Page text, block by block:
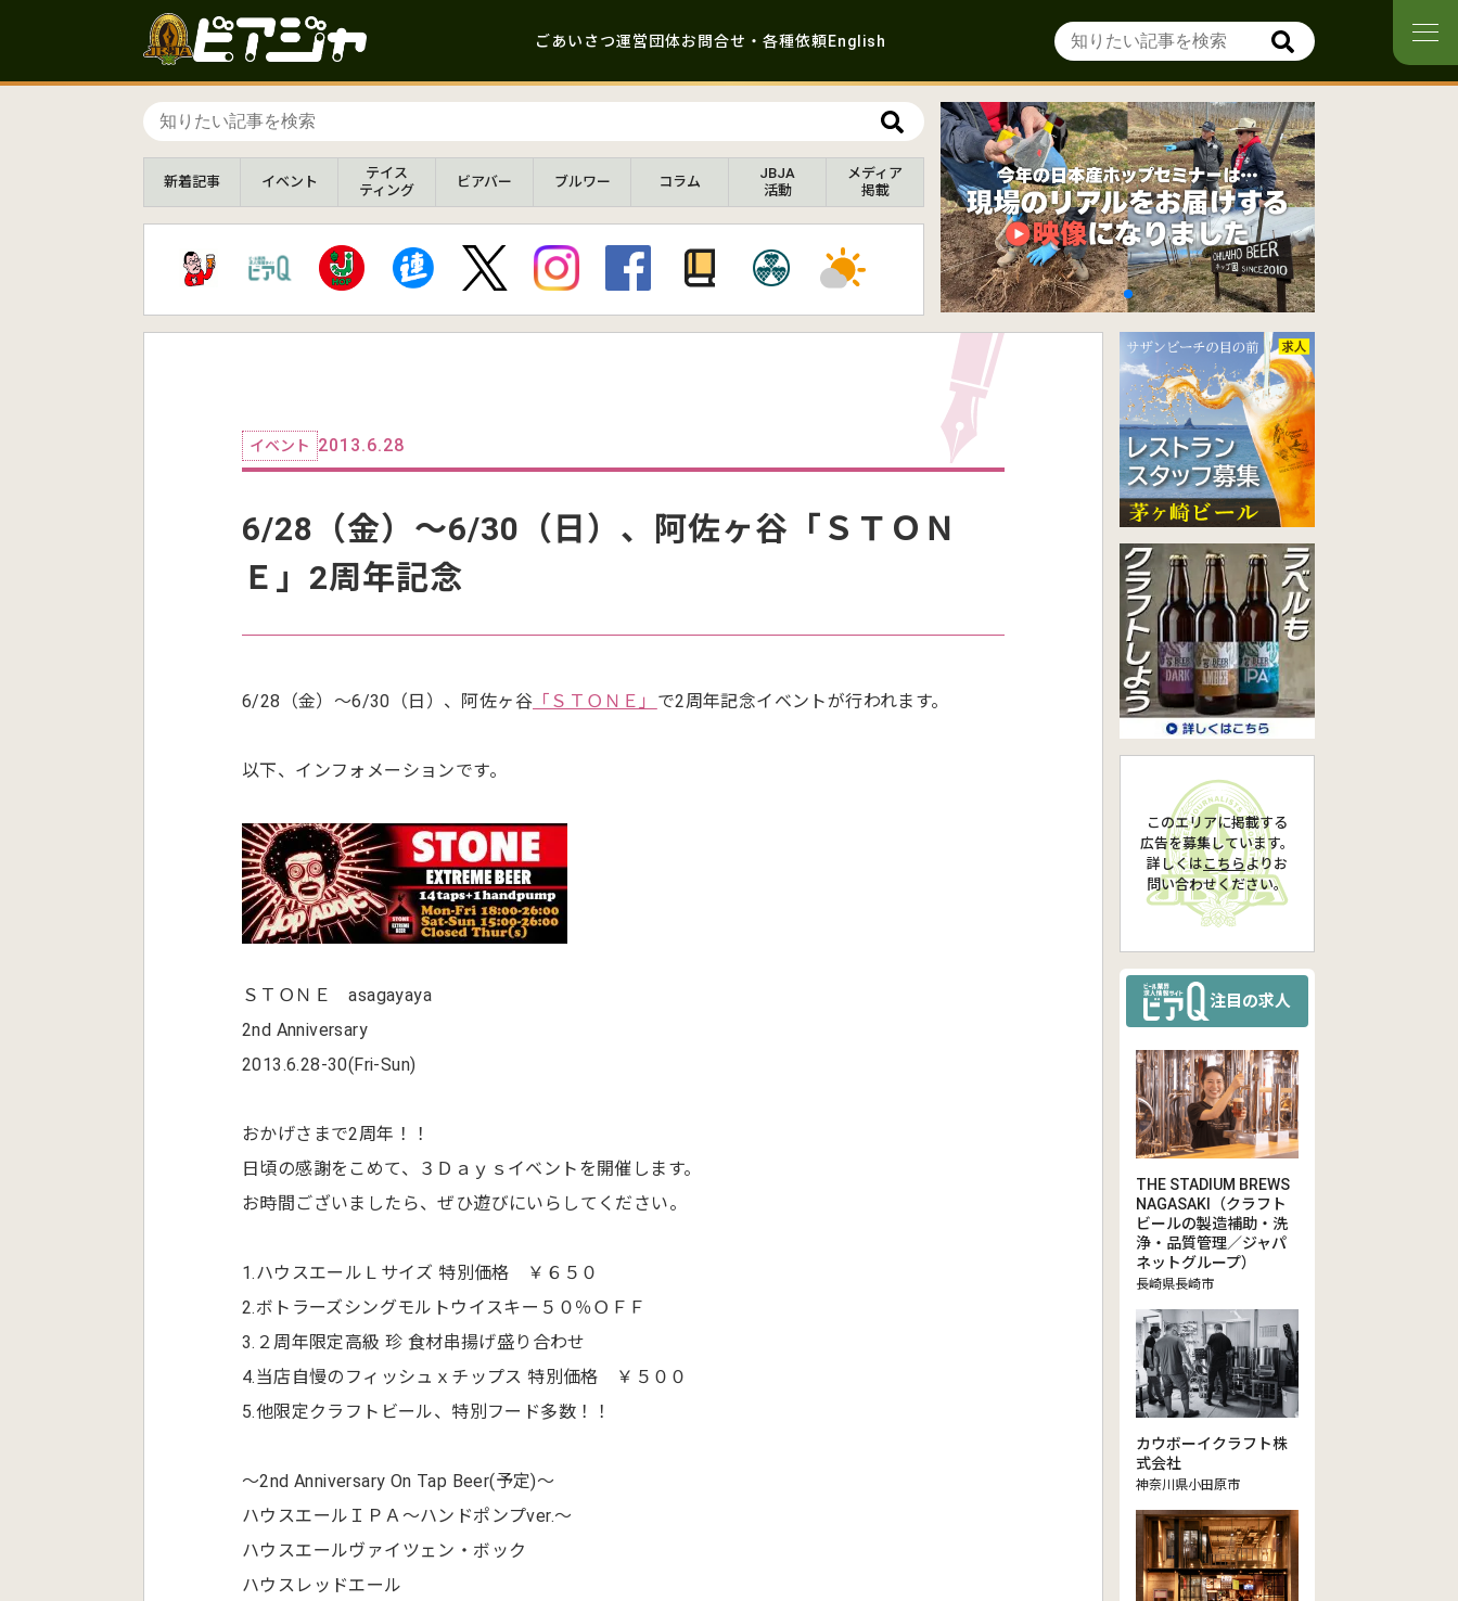
ごあいさつ運営団体お問合せ・各種依頼English
新着記事 イベント
テイス
ティング
ビアバー ブルワー コラム
JBJA
活動
メディア
掲載
イベント 2013.6.28
6/28（金）～6/30（日）、阿佐ヶ谷「ＳＴＯＮ
Ｅ」2周年記念
6/28（金）～6/30（日）、阿佐ヶ谷 「ＳＴＯＮＥ」 で2周年記念イベントが行われます。
以下、インフォメーションです。
ＳＴＯＮＥ asagayaya
2nd Anniversary
2013.6.28-30(Fri-Sun)
おかげさまで2周年！！
日頃の感謝をこめて、３Ｄａｙｓイベントを開催します。
お時間ございましたら、ぜひ遊びにいらしてください。
1.ハウスエールＬサイズ 特別価格 ￥６５０
2.ボトラーズシングモルトウイスキー５０％ＯＦＦ
3.２周年限定高級 珍 食材串揚げ盛り合わせ
4.当店自慢のフィッシュｘチップス 特別価格 ￥５００
5.他限定クラフトビール、特別フード多数！！
～2nd Anniversary On Tap Beer(予定)～
ハウスエールＩＰＡ～ハンドポンプver.～
ハウスエールヴァイツェン・ボック
ハウスレッドエール
このエリアに掲載する
広告を募集しています。
詳しくは こちらより お
問い合わせください。
注目の求人
THE STADIUM BREWS
NAGASAKI（クラフト
ビールの製造補助・洗
浄・品質管理／ジャパ
ネットグループ）
長崎県長崎市
カウボーイクラフト株
式会社
神奈川県小田原市